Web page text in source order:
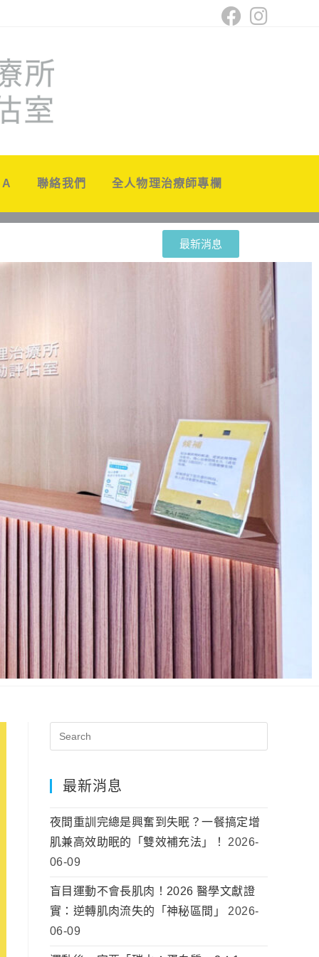
聯絡我們 全人物理治療師專欄
最新消息
最新消息
夜間重訓完總是興奮到失眠？一餐搞定增
肌兼高效助眠的「雙效補充法」！
2026-
06-09
盲目運動不會長肌肉！2026 醫學文獻證
實：逆轉肌肉流失的「神秘區間」
2026-
06-09